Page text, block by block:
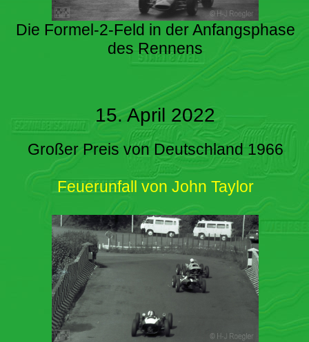
Die Formel-2-Feld in der Anfangsphase
des Rennens
15. April 2022
Großer Preis von Deutschland 1966
Feuerunfall von John Taylor